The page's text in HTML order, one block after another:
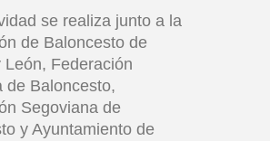
se realiza junto a la
de Baloncesto de
León, Federación
de Baloncesto,
Segoviana de
y Ayuntamiento de